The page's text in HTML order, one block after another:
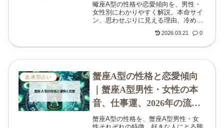
蠍座A型の性格や恋愛傾向を、男性・
女性別にわかりやすく解説。本命サイ
ン、思わせぶりに見える理由、冷める
丁寧にまとめました。
2026.03.21 0
血液型占い
蟹座A型の性格と恋愛傾向
｜蟹座A型男性・女性の本
音、仕事運、2026年の流れ
まで解説
蟹座A型の性格を、蟹座A型男性・女